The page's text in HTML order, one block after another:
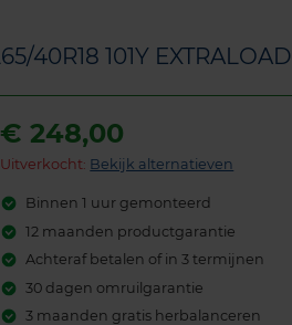
40R18 101Y EXTRALOAD
€248,00
Uitverkocht: Bekijk alternatieven
Binnen 1 uur gemonteerd
12 maanden productgarantie
Achteraf betalen of in 3 termijnen
30 dagen omruilgarantie
3 maanden gratis herbalanceren